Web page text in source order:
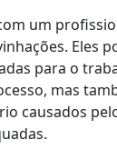
um
Eles
para o
mas
causados